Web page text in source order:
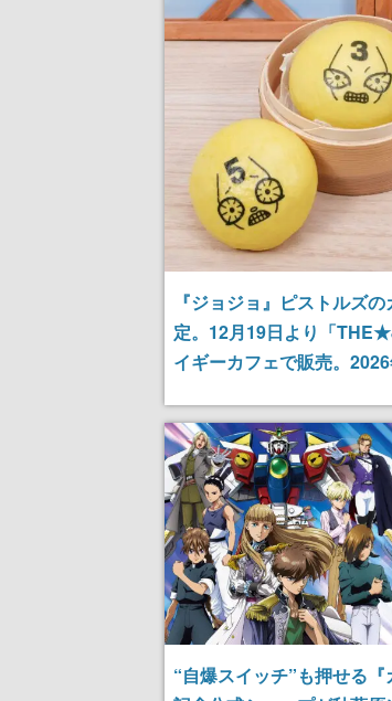
『ジョジョ』ピストルズ
定。12月19日より「
イギーカフェで販売。
設にて新たな商品、ミニ
“自爆スイッチ”も押せる